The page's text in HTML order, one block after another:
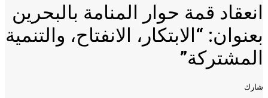
انعقاد قمة حوار المنامة بالبحرين
بعنوان: “الابتكار، الانفتاح، والتنمية
المشتركة”
شارك